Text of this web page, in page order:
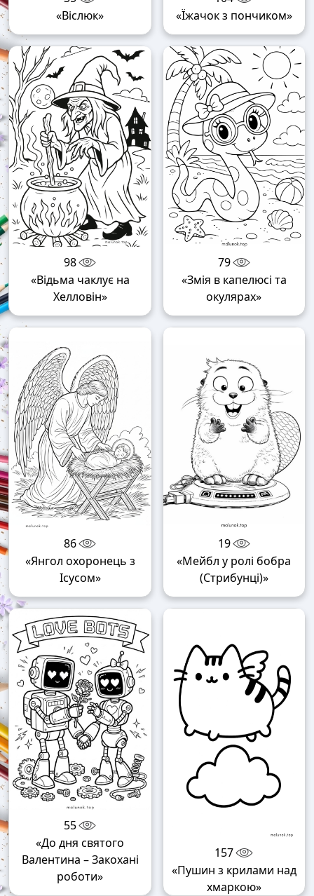
«Віслюк»
«Їжачок з пончиком»
98
«Відьма чаклує на
Хелловін»
79
«Змія в капелюсі та
окулярах»
86
«Янгол охоронець з
Ісусом»
19
«Мейбл у ролі бобра
(Стрибунці)»
55
«До дня святого
Валентина – Закохані
роботи»
157
«Пушин з крилами над
хмаркою»